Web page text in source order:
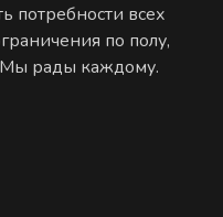
потребности всех
по полу,
Мы рады каждому.